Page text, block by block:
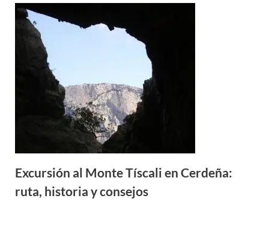
Excursión al Monte Tíscali en Cerdeña:
ruta, historia y consejos